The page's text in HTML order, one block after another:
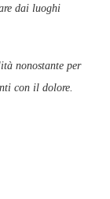
dai luoghi
nonostante per
con il dolore.